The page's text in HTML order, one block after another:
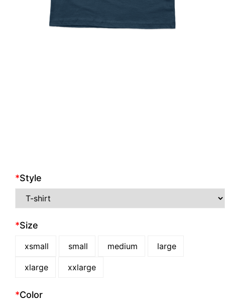
*Style
*Size
xsmall small medium large
xlarge xxlarge
*Color